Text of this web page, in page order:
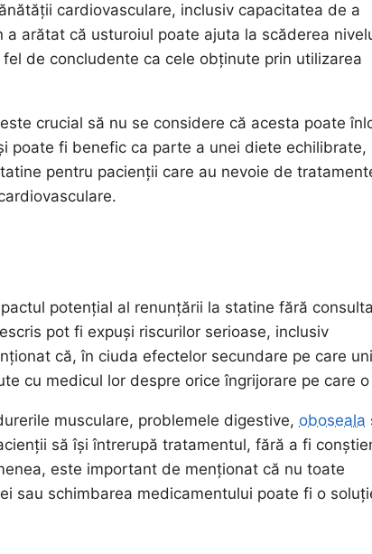
cardiovasculare, inclusiv capacitatea de a
arătat că usturoiul poate ajuta la scăderea
de concludente ca cele obținute prin utilizarea
crucial să nu se considere că acesta poate
poate fi benefic ca parte a unei diete echilibrate,
pentru pacienții care au nevoie de
potențial al renunțării la statine fără
pot fi expuși riscurilor serioase, inclusiv
că, în ciuda efectelor secundare pe care
cu medicul lor despre orice îngrijorare pe care o
musculare, problemele digestive, oboseala
să își întrerupă tratamentul, fără a fi
este important de menționat că nu toate
sau schimbarea medicamentului poate fi o